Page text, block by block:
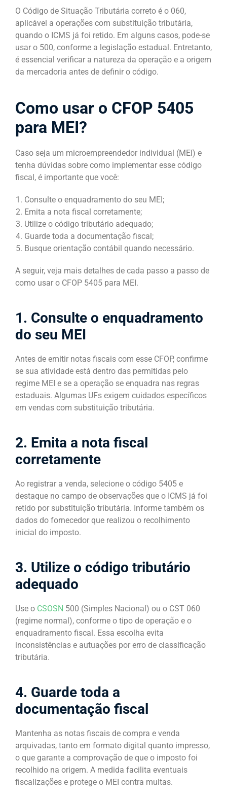
O Código de Situação Tributária correto é o 060,
aplicável a operações com substituição tributária,
quando o ICMS já foi retido. Em alguns casos, pode-se
usar o 500, conforme a legislação estadual. Entretanto,
é essencial verificar a natureza da operação e a origem
da mercadoria antes de definir o código.
Como usar o CFOP 5405
para MEI?
Caso seja um microempreendedor individual (MEI) e
tenha dúvidas sobre como implementar esse código
fiscal, é importante que você:
Consulte o enquadramento do seu MEI;
Emita a nota fiscal corretamente;
Utilize o código tributário adequado;
Guarde toda a documentação fiscal;
Busque orientação contábil quando necessário.
A seguir, veja mais detalhes de cada passo a passo de
como usar o CFOP 5405 para MEI.
1. Consulte o enquadramento
do seu MEI
Antes de emitir notas fiscais com esse CFOP, confirme
se sua atividade está dentro das permitidas pelo
regime MEI e se a operação se enquadra nas regras
estaduais. Algumas UFs exigem cuidados específicos
em vendas com substituição tributária.
2. Emita a nota fiscal
corretamente
Ao registrar a venda, selecione o código 5405 e
destaque no campo de observações que o ICMS já foi
retido por substituição tributária. Informe também os
dados do fornecedor que realizou o recolhimento
inicial do imposto.
3. Utilize o código tributário
adequado
Use o CSOSN 500 (Simples Nacional) ou o CST 060
(regime normal), conforme o tipo de operação e o
enquadramento fiscal. Essa escolha evita
inconsistências e autuações por erro de classificação
tributária.
4. Guarde toda a
documentação fiscal
Mantenha as notas fiscais de compra e venda
arquivadas, tanto em formato digital quanto impresso,
o que garante a comprovação de que o imposto foi
recolhido na origem. A medida facilita eventuais
fiscalizações e protege o MEI contra multas.